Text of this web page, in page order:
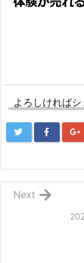
よろしければ
Next